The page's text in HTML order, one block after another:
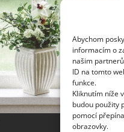
Abychom
informacím o
našim
ID na tomto
funkce.
Kliknutím níže
budou použity
pomocí
obrazovky.